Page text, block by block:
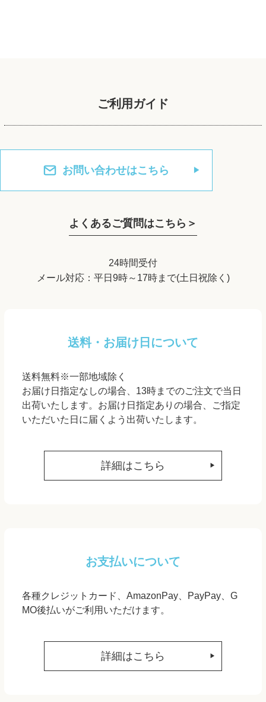
ご利用ガイド
お問い合わせはこちら
よくあるご質問はこちら＞
24時間受付
メール対応：平日9時～17時まで(土日祝除く)
送料・お届け日について
送料無料※一部地域除く
お届け日指定なしの場合、13時までのご注文で当日
出荷いたします。お届け日指定ありの場合、ご指定
いただいた日に届くよう出荷いたします。
詳細はこちら
お支払いについて
各種クレジットカード、AmazonPay、PayPay、G
MO後払いがご利用いただけます。
詳細はこちら